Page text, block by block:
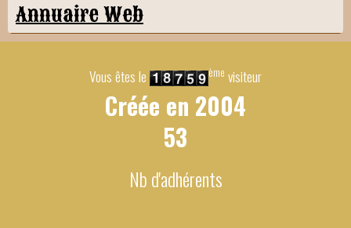
Annuaire Web
Vous êtes le ème visiteur
Créée en 2004
53
Nb d'adhérents